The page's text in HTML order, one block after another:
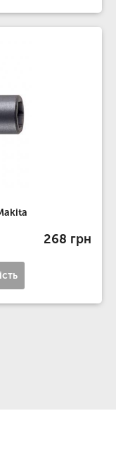
268 грн